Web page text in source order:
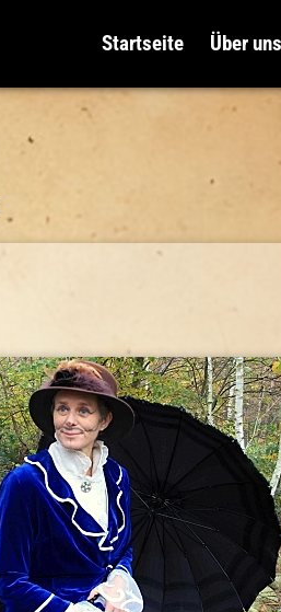
Startseite Über uns